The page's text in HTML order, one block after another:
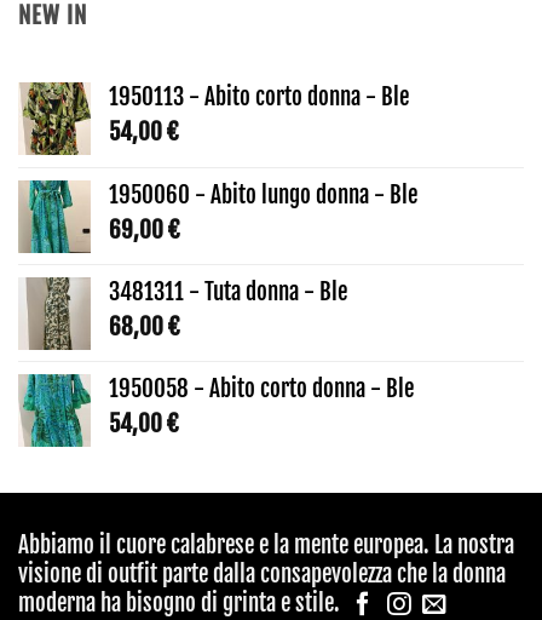
NEW IN
1950113 - Abito corto donna - Ble
54,00€
1950060 - Abito lungo donna - Ble
69,00€
3481311 - Tuta donna - Ble
68,00€
1950058 - Abito corto donna - Ble
54,00€
Abbiamo il cuore calabrese e la mente europea. La nostra
visione di outfit parte dalla consapevolezza che la donna
moderna ha bisogno di grinta e stile.